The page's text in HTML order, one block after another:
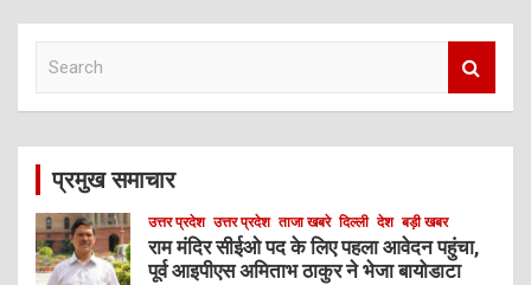
c
प्रमुख समाचार
उत्तर प्रदेश उत्तर प्रदेश ताजा खबरे दिल्ली देश बड़ी खबर
राम मंदिर सीईओ पद के लिए पहला आवेदन पहुंचा,
पूर्व आइपीएस अमिताभ ठाकुर ने भेजा बायोडाटा